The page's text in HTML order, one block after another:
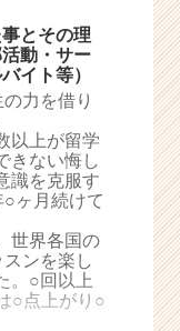
とその理
動・サー
イト等）
力を借り
以上が留学
きない悔し
識を克服す
ヶ月続けて
世界各国の
ンを楽し
。○回以上
○点上がり○